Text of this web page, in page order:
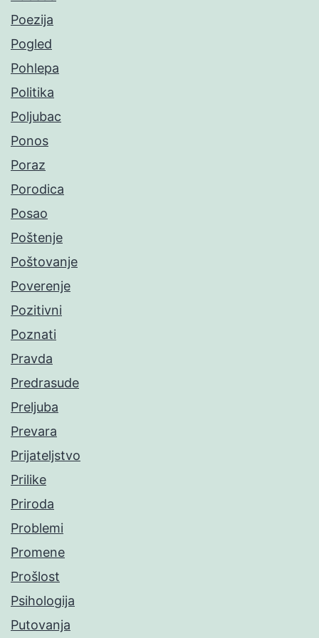
Poezija
Pogled
Pohlepa
Politika
Poljubac
Ponos
Poraz
Porodica
Posao
Poštenje
Poštovanje
Poverenje
Pozitivni
Poznati
Pravda
Predrasude
Preljuba
Prevara
Prijateljstvo
Prilike
Priroda
Problemi
Promene
Prošlost
Psihologija
Putovanja